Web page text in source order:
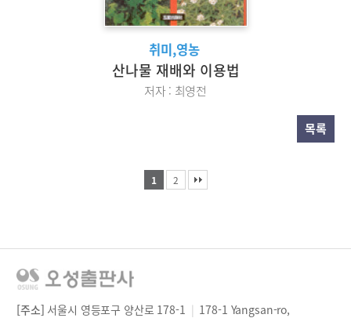
취미,영농
산나물 재배와 이용법
저자 : 최영전
목록
1 2
[주소] 서울시 영등포구 양산로 178-1 | 178-1 Yangsan-ro,